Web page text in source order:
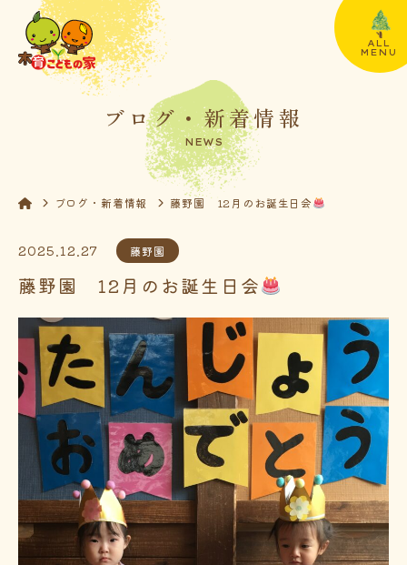
ALL
MENU
ブログ・新着情報
NEWS
ブログ・新着情報 藤野園 12月のお誕生日会
2025.12.27 藤野園
藤野園 12月のお誕生日会